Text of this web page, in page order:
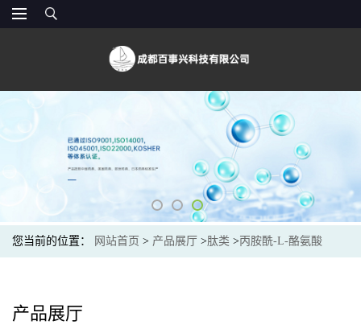
您当前的位置： 网站首页 > 产品展厅 >肽类 >丙胺酰-L-酪氨酸
产品展厅